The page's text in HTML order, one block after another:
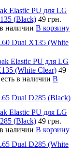
Elastic PU для LG
(Black) 49 грн.
наличии В корзину
Dual X135 (White
Elastic PU для LG
(White Clear) 49
в наличии В
Dual D285 (Black)
Elastic PU для LG
(Black) 49 грн.
наличии В корзину
Dual D285 (White